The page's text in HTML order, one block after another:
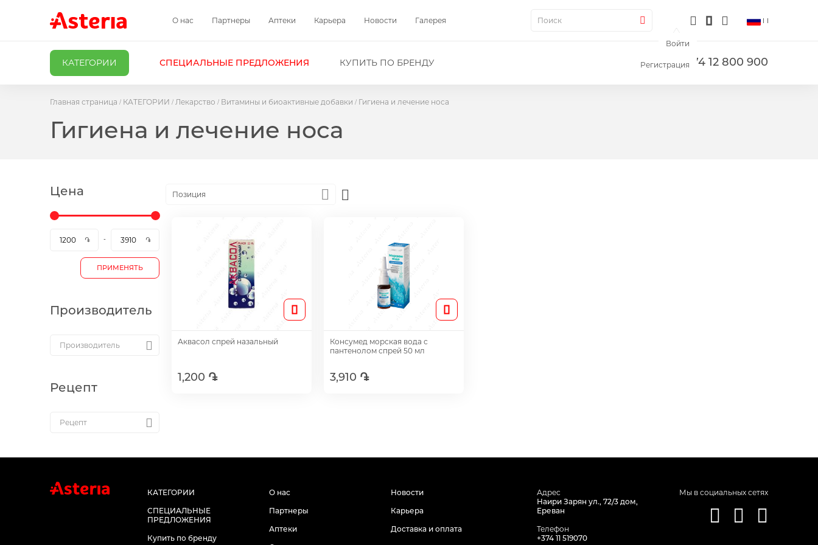
О нас Партнеры Аптеки Карьера Новости Галерея
+374 12 800 900
Войти
Регистрация
КАТЕГОРИИ СПЕЦИАЛЬНЫЕ ПРЕДЛОЖЕНИЯ КУПИТЬ ПО БРЕНДУ
Поиск
Главная страница КАТЕГОРИИ Лекарство Витамины и биоактивные добавки Гигиена и лечение носа
Гигиена и лечение носа
Цена
ПРИМЕНЯТЬ
Производитель
Рецепт
Позиция
Direction
Аквасол спрей назальный
1,200 ֏
Консумед морская вода с
пантенолом спрей 50 мл
3,910 ֏
КАТЕГОРИИ
СПЕЦИАЛЬНЫЕ
ПРЕДЛОЖЕНИЯ
Купить по бренду
О нас
Партнеры
Аптеки
Новости
Карьера
Доставка и оплата
Адрес
Наири Зарян ул., 72/3 дом,
Ереван
Телефон
+374 11 519070
Мы в социальных сетях